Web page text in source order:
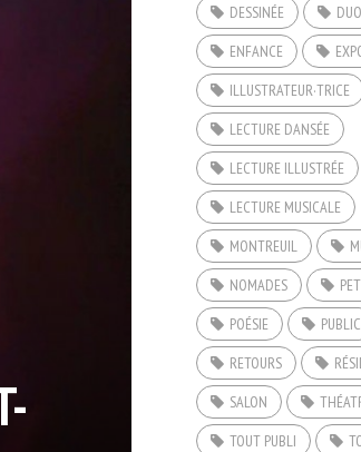
DESSINÉE
DUO
ENFANCE
ILLUSTRATEUR·TRICE
LECTURE DANSÉE
LECTURE ILLUSTRÉE
LECTURE MUSICALE
MONTREUIL
NOMADES
POÉSIE
PUBLIC
RETOURS
SALON
TOUT PUBLI